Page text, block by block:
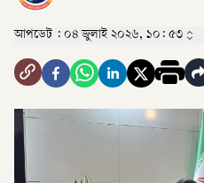
আপডেট : ০৪ জুলাই ২০২৬, ১০: ৫৩